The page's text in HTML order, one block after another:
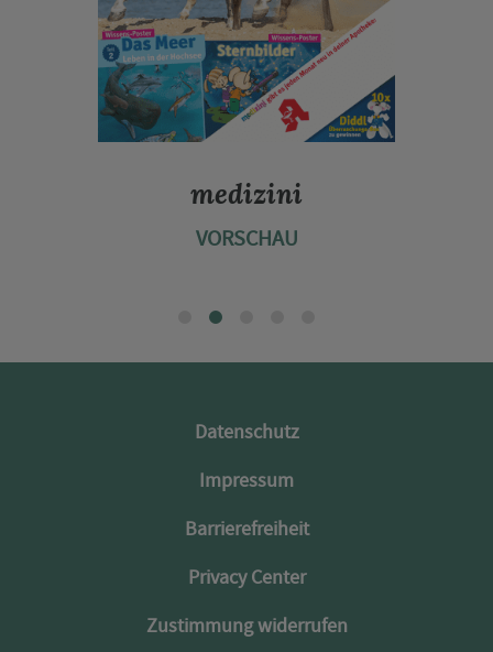
medizini
VORSCHAU
Datenschutz
Impressum
Barrierefreiheit
Privacy Center
Zustimmung widerrufen